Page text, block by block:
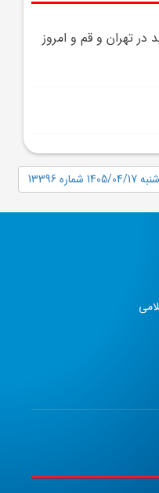
در تهران و قم و امروز